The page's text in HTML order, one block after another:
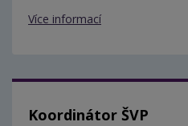
Více informací
Koordinátor ŠVP